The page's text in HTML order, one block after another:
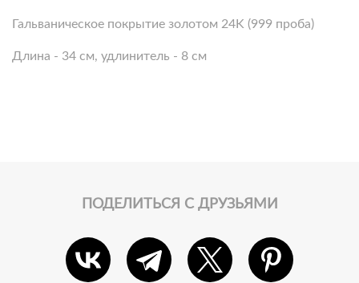
Гальваническое покрытие золотом 24K (999 проба)
Длина - 34 см, удлинитель - 8 см
ПОДЕЛИТЬСЯ С ДРУЗЬЯМИ